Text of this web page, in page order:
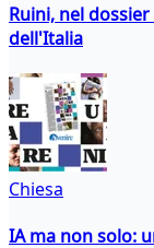
Ruini, nel
dell'Italia
Chiesa
IA ma non solo: